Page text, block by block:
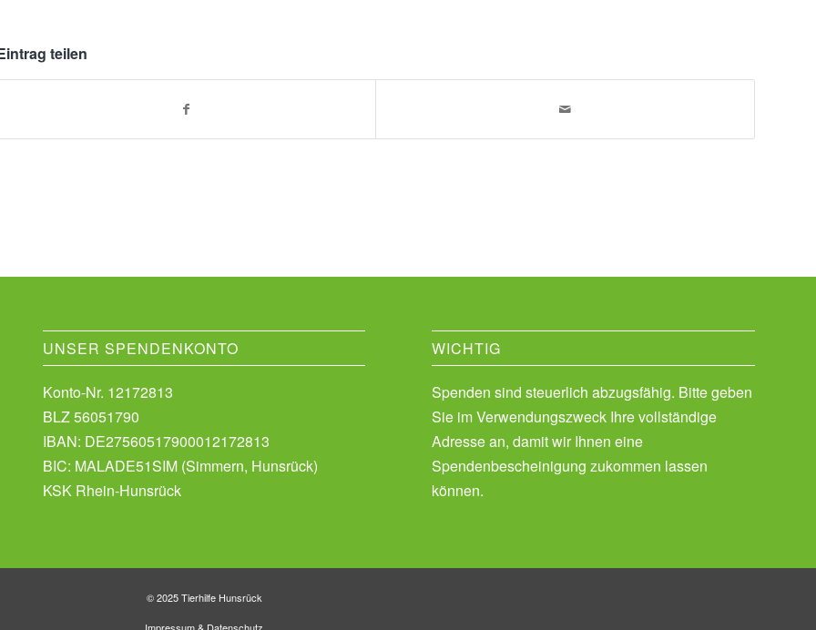
teilen
UNSER SPENDENKONTO
Konto-Nr. 12172813
BLZ 56051790
IBAN: DE27560517900012172813
BIC: MALADE51SIM (Simmern, Hunsrück)
KSK Rhein-Hunsrück
WICHTIG
Spenden sind steuerlich abzugsfähig. Bitte geben
Sie im Verwendungszweck Ihre vollständige
Adresse an, damit wir Ihnen eine
Spendenbescheinigung zukommen lassen
können.
© 2025 Tierhilfe Hunsrück